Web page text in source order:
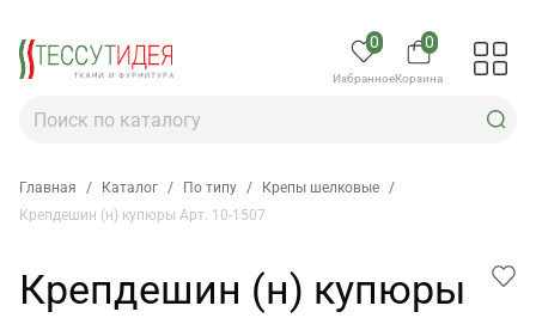
0
Избранное
0
Корзина
Главная / Каталог / По типу / Крепы шелковые /
Крепдешин (н) купюры Арт. 10-1507
Крепдешин (н) купюры